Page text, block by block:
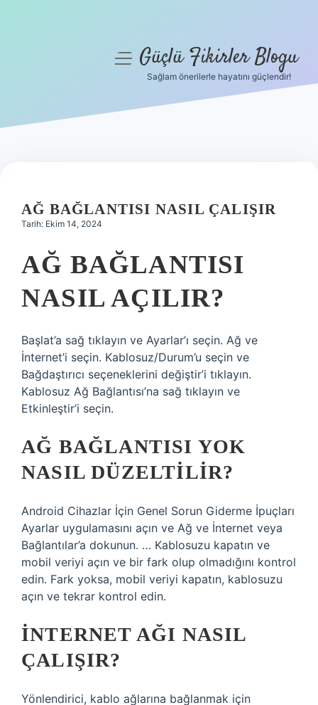
Hakkımızda
menüyüGüçlü Fikirler Blogu
Sağlam önerilerle hayatını güçlendir!
AĞ BAĞLANTISI NASIL ÇALIŞIR
Tarih: Ekim 14, 2024
AĞ BAĞLANTISI
NASIL AÇILIR?
Başlat’a sağ tıklayın ve Ayarlar’ı seçin. Ağ ve
İnternet’i seçin. Kablosuz/Durum’u seçin ve
Bağdaştırıcı seçeneklerini değiştir’i tıklayın.
Kablosuz Ağ Bağlantısı’na sağ tıklayın ve
Etkinleştir’i seçin.
AĞ BAĞLANTISI YOK
NASIL DÜZELTILIR?
Android Cihazlar İçin Genel Sorun Giderme İpuçları
Ayarlar uygulamasını açın ve Ağ ve İnternet veya
Bağlantılar’a dokunun. … Kablosuzu kapatın ve
mobil veriyi açın ve bir fark olup olmadığını kontrol
edin. Fark yoksa, mobil veriyi kapatın, kablosuzu
açın ve tekrar kontrol edin.
İNTERNET AĞI NASIL
ÇALIŞIR?
Yönlendirici, kablo ağlarına bağlanmak için